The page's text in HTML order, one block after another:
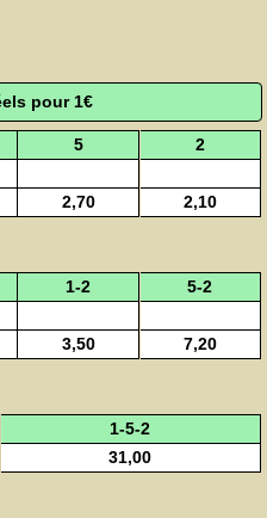
pour 1€
5
2
2,70 2,10
1-2
5-2
3,50 7,20
1-5-2
31,00